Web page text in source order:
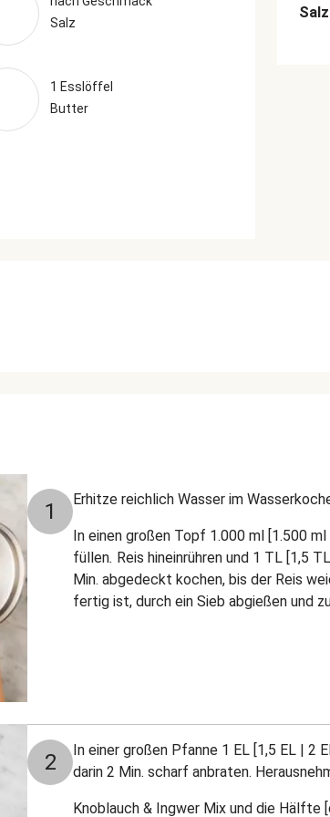
Salz
1 Esslöffel
Butter
Salz
1 Erhitze reichlich Wasser im
In einen großen Topf 1.000 ml [1.500
füllen. Reis hineinrühren und 1 TL [1,5
Min. abgedeckt kochen, bis der Reis
fertig ist, durch ein Sieb abgießen und
2
In einer großen Pfanne 1 EL [1,5 EL | 2
darin 2 Min. scharf anbraten.
Knoblauch & Ingwer Mix und die Hälfte